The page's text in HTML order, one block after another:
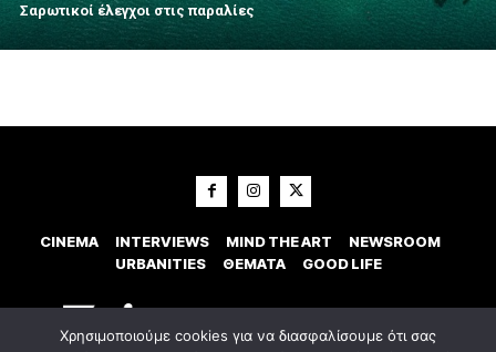
Σαρωτικοί έλεγχοι στις παραλίες
CINEMA INTERVIEWS MIND THE ART
NEWSROOM
URBANITIES
ΘΕΜΑΤΑ GOOD LIFE
Χρησιμοποιούμε cookies για να διασφαλίσουμε ότι σας